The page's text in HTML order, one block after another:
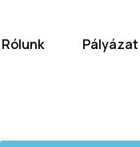
Rólunk Pályázat